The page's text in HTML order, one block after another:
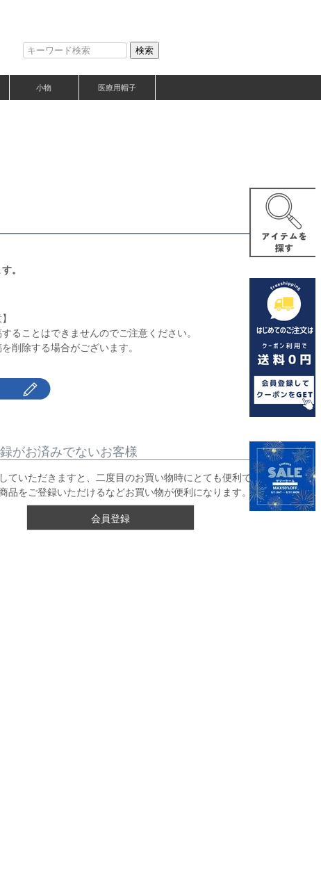
検索
小物 医療用帽子
。
ることはできませんのでご注意ください。
削除する場合がございます。
がお済みでないお客様
ていただきますと、二度目のお買い物時にとても便利です。
品をご登録いただけるなどお買い物が便利になります。
会員登録